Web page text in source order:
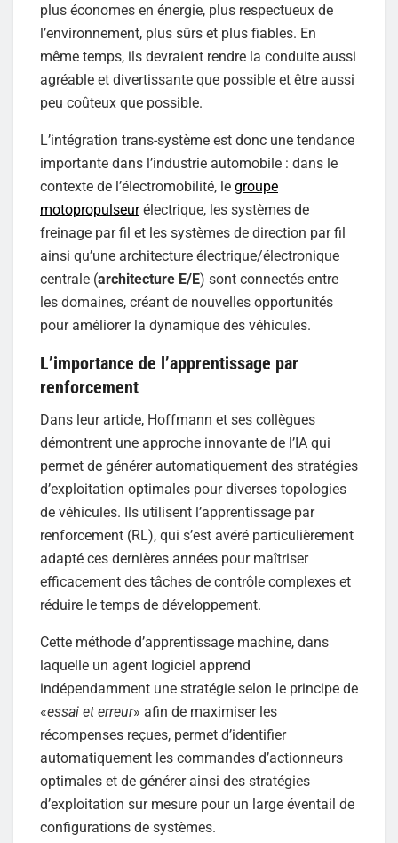
plus économes en énergie, plus respectueux de
l’environnement, plus sûrs et plus fiables. En
même temps, ils devraient rendre la conduite aussi
agréable et divertissante que possible et être aussi
peu coûteux que possible.
L’intégration trans-système est donc une tendance
importante dans l’industrie automobile : dans le
contexte de l’électromobilité, le groupe
motopropulseurélectrique, les systèmes de
freinage par fil et les systèmes de direction par fil
ainsi qu’une architecture électrique/électronique
centrale (architecture E/E) sont connectés entre
les domaines, créant de nouvelles opportunités
pour améliorer la dynamique des véhicules.
L’importance de l’apprentissage par
renforcement
Dans leur article, Hoffmann et ses collègues
démontrent une approche innovante de l’IA qui
permet de générer automatiquement des stratégies
d’exploitation optimales pour diverses topologies
de véhicules. Ils utilisent l’apprentissage par
renforcement (RL), qui s’est avéré particulièrement
adapté ces dernières années pour maîtriser
efficacement des tâches de contrôle complexes et
réduire le temps de développement.
Cette méthode d’apprentissage machine, dans
laquelle un agent logiciel apprend
indépendamment une stratégie selon le principe de
«essai et erreur» afin de maximiser les
récompenses reçues, permet d’identifier
automatiquement les commandes d’actionneurs
optimales et de générer ainsi des stratégies
d’exploitation sur mesure pour un large éventail de
configurations de systèmes.